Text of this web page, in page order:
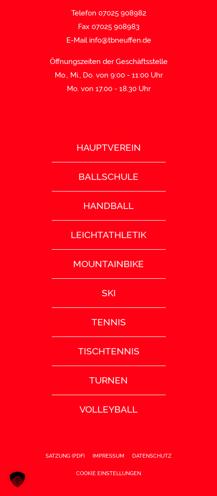
Telefon 07025 908982
Fax 07025 908983
E-Mail info@tbneuffen.de
Öffnungszeiten der Geschäftsstelle
Mo., Mi., Do. von 9:00 - 11:00 Uhr
Mo. von 17.00 - 18.30 Uhr
HAUPTVEREIN
BALLSCHULE
HANDBALL
LEICHTATHLETIK
MOUNTAINBIKE
SKI
TENNIS
TISCHTENNIS
TURNEN
VOLLEYBALL
SATZUNG (PDF) IMPRESSUM DATENSCHUTZ
COOKIE EINSTELLUNGEN